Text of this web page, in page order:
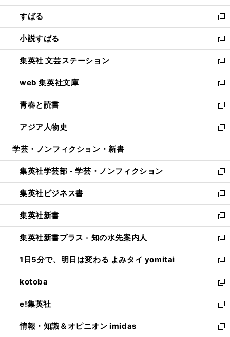
開
く
ウ
で
開
く
ン
ド
ウ
で
開
く
すばる
新
し
い
ウ
ィ
ン
ド
ウ
で
開
く
小説すばる
新
し
い
ウ
ィ
ン
ド
ウ
で
開
集英社 文芸ステーション
新
し
い
ウ
ィ
ン
ド
ウ
開
く
web 集英社文庫
新
し
い
ウ
ィ
ン
ウ
で
開
く
青春と読書
新
し
い
ウ
ン
ド
ウ
で
開
く
アジア人物史
新
し
ウ
ィ
ン
ド
ウ
で
開
く
学芸・ノンフィクション・新書
集英社学芸部 - 学芸・ノンフィクション
新
し
い
ウ
ィ
ン
ド
ウ
で
開
く
集英社ビジネス書
新
し
い
ウ
ィ
ン
ド
ウ
で
開
く
集英社新書
新
し
い
ウ
ィ
ン
ド
ウ
で
開
く
集英社新書プラス - 知の水先案内人
新
し
い
ウ
ィ
ン
ド
ウ
で
1日5分で、明日は変わる よみタイ yomitai
新
し
い
ウ
ィ
ン
ド
kotoba
新
し
い
ウ
ィ
e!集英社
新
し
い
情報・知識＆オピニオン imidas
新